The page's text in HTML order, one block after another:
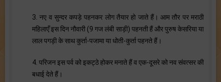
3. नए व सुन्दर कपड़े पहनकर लोग तैयार हो जाते हैं। आम तौर पर मराठी
महिलाएँ इस दिन नौवारी (9 गज लंबी साड़ी) पहनती हैं और पुरुष केसरिया या
लाल पगड़ी के साथ कुर्ता-पजामा या धोती-कुर्ता पहनते हैं।
4. परिजन इस पर्व को इकट्ठे होकर मनाते हैं व एक-दूसरे को नव संवत्सर की
बधाई देते हैं।